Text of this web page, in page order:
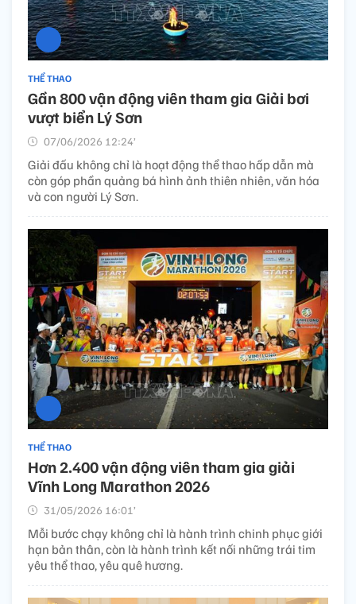
THỂ THAO
Gần 800 vận động viên tham gia Giải bơi
vượt biển Lý Sơn
07/06/2026 12:24’
Giải đấu không chỉ là hoạt động thể thao hấp dẫn mà
còn góp phần quảng bá hình ảnh thiên nhiên, văn hóa
và con người Lý Sơn.
THỂ THAO
Hơn 2.400 vận động viên tham gia giải
Vĩnh Long Marathon 2026
31/05/2026 16:01’
Mỗi bước chạy không chỉ là hành trình chinh phục giới
hạn bản thân, còn là hành trình kết nối những trái tim
yêu thể thao, yêu quê hương.